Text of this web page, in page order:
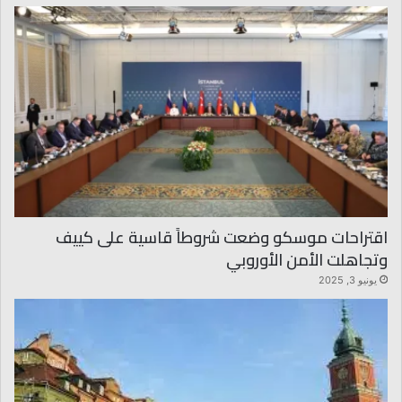
اقتراحات موسكو وضعت شروطاً قاسية على كييف
وتجاهلت الأمن الأوروبي
يونيو 3, 2025